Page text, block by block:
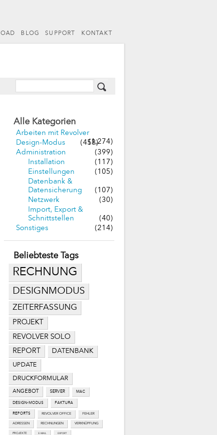
BLOG SUPPORT KONTAKT
Alle Kategorien
Arbeiten mit Revolver
(1,274)
Design-Modus
(458)
Administration
(399)
Installation
(117)
Einstellungen
(105)
Datenbank &
Datensicherung
(107)
Netzwerk
(30)
Import, Export &
Schnittstellen
(40)
Sonstiges
(214)
Beliebteste Tags
RECHNUNG
DESIGNMODUS
ZEITERFASSUNG
PROJEKT
REVOLVER SOLO
REPORT DATENBANK
UPDATE
DRUCKFORMULAR
ANGEBOT SERVER MAC
DESIGN-MODUS FAKTURA
REPORTS REVOLVER OFFICE FEHLER
ADRESSEN RECHNUNGEN VERKNÜPFUNG
PROJEKTE E-MAIL EXPORT